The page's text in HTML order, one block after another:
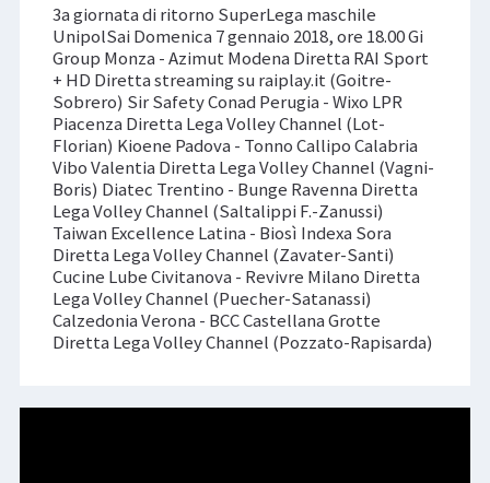
3a giornata di ritorno SuperLega maschile
UnipolSai Domenica 7 gennaio 2018, ore 18.00 Gi
Group Monza - Azimut Modena Diretta RAI Sport
+ HD Diretta streaming su raiplay.it (Goitre-
Sobrero) Sir Safety Conad Perugia - Wixo LPR
Piacenza Diretta Lega Volley Channel (Lot-
Florian) Kioene Padova - Tonno Callipo Calabria
Vibo Valentia Diretta Lega Volley Channel (Vagni-
Boris) Diatec Trentino - Bunge Ravenna Diretta
Lega Volley Channel (Saltalippi F.-Zanussi)
Taiwan Excellence Latina - Biosì Indexa Sora
Diretta Lega Volley Channel (Zavater-Santi)
Cucine Lube Civitanova - Revivre Milano Diretta
Lega Volley Channel (Puecher-Satanassi)
Calzedonia Verona - BCC Castellana Grotte
Diretta Lega Volley Channel (Pozzato-Rapisarda)